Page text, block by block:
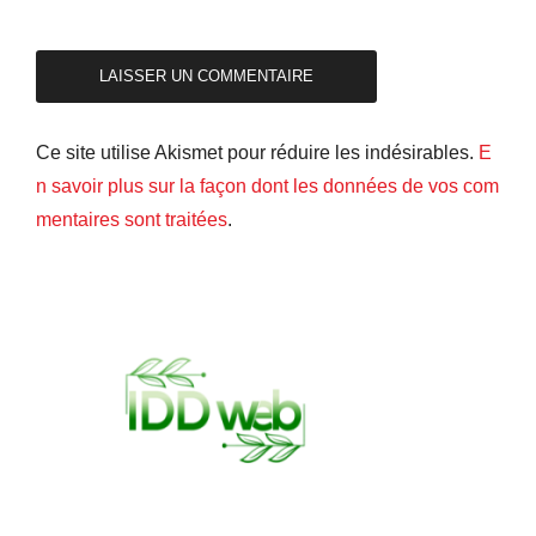
Ce site utilise Akismet pour réduire les indésirables. E
n savoir plus sur la façon dont les données de vos com
mentaires sont traitées.